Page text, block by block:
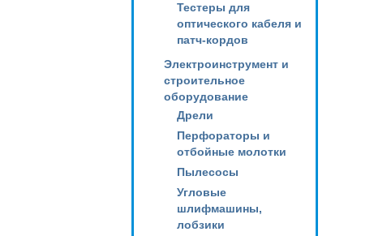
Тестеры для
оптического кабеля и
патч-кордов
Электроинструмент и
строительное
оборудование
Дрели
Перфораторы и
отбойные молотки
Пылесосы
Угловые
шлифмашины,
лобзики